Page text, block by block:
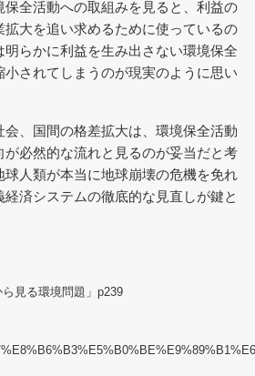
全活動への取組みを見ると、利益の
大を追い求めるために使っているの
らかに利益を生み出さない環境保全
されてしまうのが現実のように思い
、国間の格差拡大は、環境保全活動
が必然的な流れと見るのが妥当だと考
球人類が本当に地球崩壊の危機を免れ
済システムの徹底的な見直しが鍵と
見る環境問題」p239